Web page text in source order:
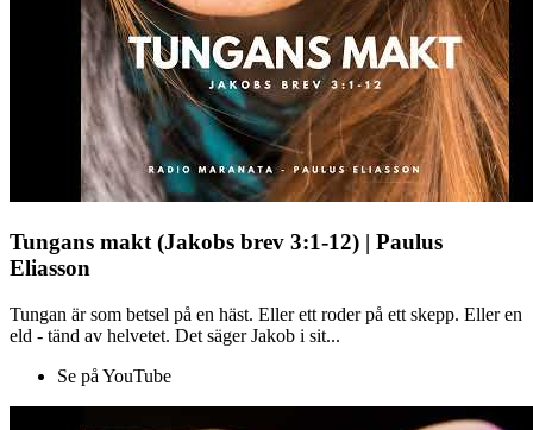
Tungans makt (Jakobs brev 3:1-12) | Paulus
Eliasson
Tungan är som betsel på en häst. Eller ett roder på ett skepp. Eller en
eld - tänd av helvetet. Det säger Jakob i sit...
Se på YouTube